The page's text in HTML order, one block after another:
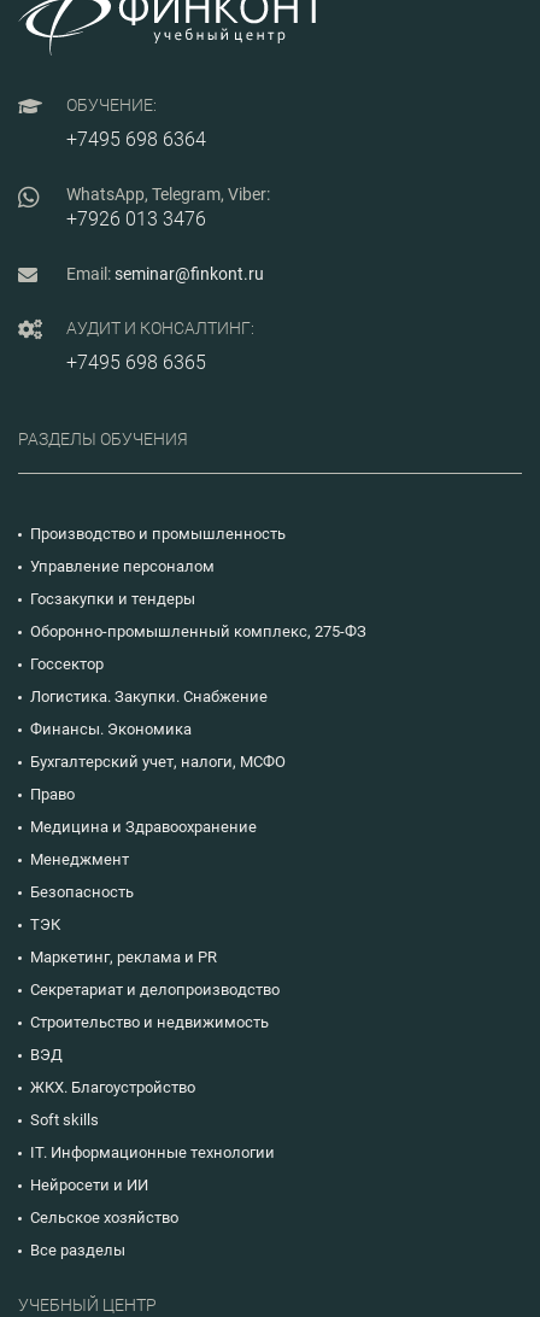
ОБУЧЕНИЕ:
+7495 698 6364
WhatsApp, Telegram, Viber:
+7926 013 3476
Email:seminar@finkont.ru
АУДИТ И КОНСАЛТИНГ:
+7495 698 6365
РАЗДЕЛЫ ОБУЧЕНИЯ
Производство и промышленность
Управление персоналом
Госзакупки и тендеры
Оборонно-промышленный комплекс, 275-ФЗ
Госсектор
Логистика. Закупки. Снабжение
Финансы. Экономика
Бухгалтерский учет, налоги, МСФО
Право
Медицина и Здравоохранение
Менеджмент
Безопасность
ТЭК
Маркетинг, реклама и PR
Секретариат и делопроизводство
Строительство и недвижимость
ВЭД
ЖКХ. Благоустройство
Soft skills
IT. Информационные технологии
Нейросети и ИИ
Сельское хозяйство
Все разделы
УЧЕБНЫЙ ЦЕНТР